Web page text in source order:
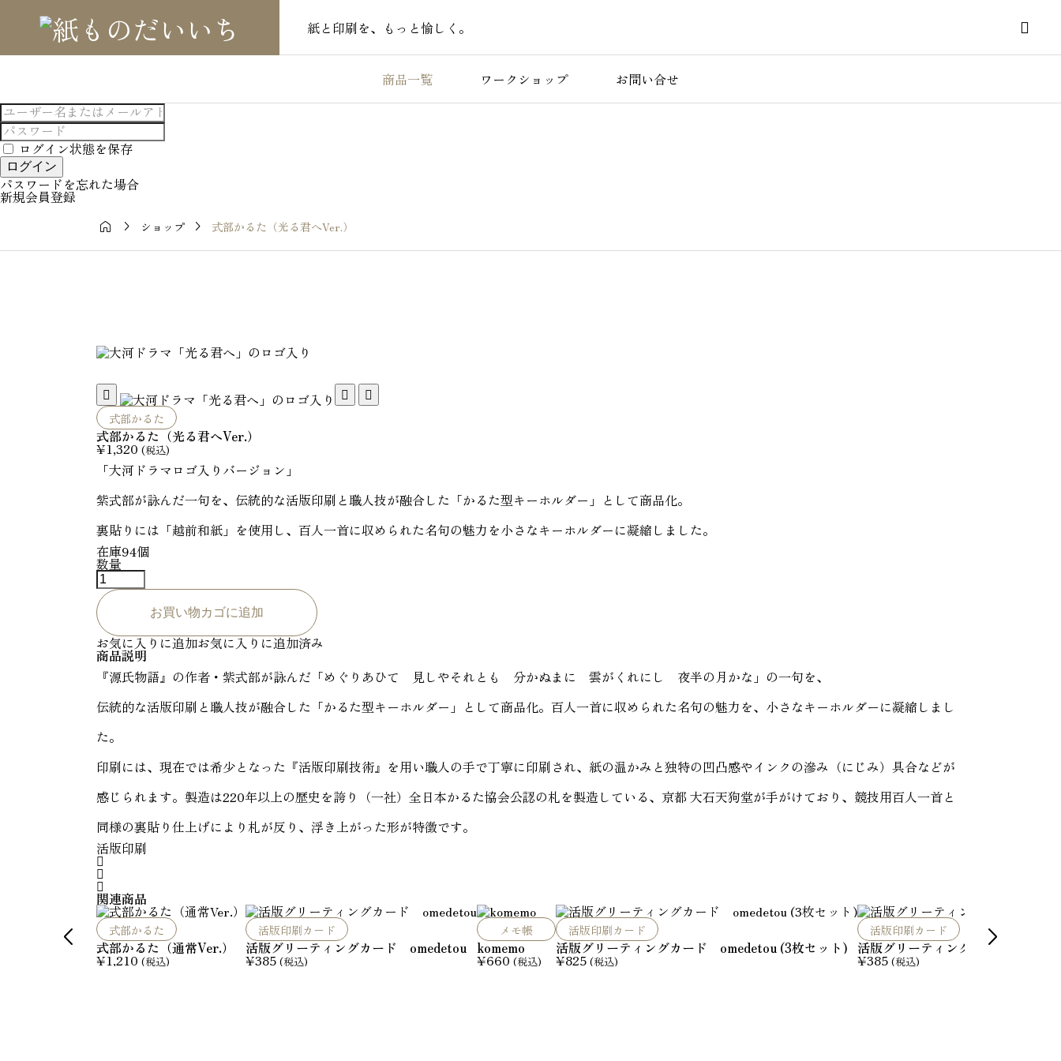
紙と印刷を、もっと愉しく。 
商品一覧 ワークショップ お問い合せ
ログイン状態を保存
ログイン
パスワードを忘れた場合
新規会員登録
  ショップ  式部かるた（光る君へVer.）
  
式部かるた
式部かるた（光る君へVer.）
¥1,320 (税込)
「大河ドラマロゴ入りバージョン」
紫式部が詠んだ一句を、伝統的な活版印刷と職人技が融合した「かるた型キーホルダー」として商品化。
裏貼りには「越前和紙」を使用し、百人一首に収められた名句の魅力を小さなキーホルダーに凝縮しました。
在庫94個
数量
式
部
か
る
た
（
光
る
君
V
e
r
.
個
お買い物カゴに追加
お気に入りに追加お気に入りに追加済み
商品説明
『源氏物語』の作者・紫式部が詠んだ「めぐりあひて 見しやそれとも 分かぬまに 雲がくれにし 夜半の月かな」の一句を、
伝統的な活版印刷と職人技が融合した「かるた型キーホルダー」として商品化。百人一首に収められた名句の魅力を、小さなキーホルダーに凝縮しまし
た。
印刷には、現在では希少となった『活版印刷技術』を用い職人の手で丁寧に印刷され、紙の温かみと独特の凹凸感やインクの滲み（にじみ）具合などが
感じられます。製造は220年以上の歴史を誇り（一社）全日本かるた協会公認の札を製造している、京都 大石天狗堂が手がけており、競技用百人一首と
同様の裏貼り仕上げにより札が反り、浮き上がった形が特徴です。
活版印刷



関連商品
式部かるた
式部かるた（通常Ver.）
¥1,210 (税込)
活版印刷カード
活版グリーティングカード omedetou
¥385 (税込)
メモ帳
komemo
¥660 (税込)
活版印刷カード
活版グリーティングカード omedetou (3枚セット)
¥825 (税込)
活版印刷カード
活版グリーティングカード 世界
¥385 (税込)
 